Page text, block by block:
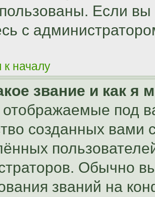
Если
с
к началу
звание и как я
отображаемые под
созданных
Обычно
званий на